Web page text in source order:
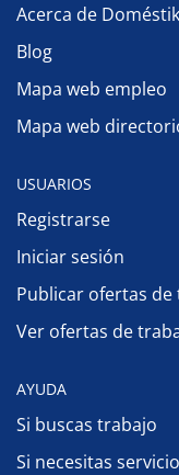
Acerca de
Blog
Mapa web empleo
Mapa web
USUARIOS
Registrarse
Iniciar sesión
Publicar ofertas de
Ver ofertas de
AYUDA
Si buscas trabajo
Si necesitas